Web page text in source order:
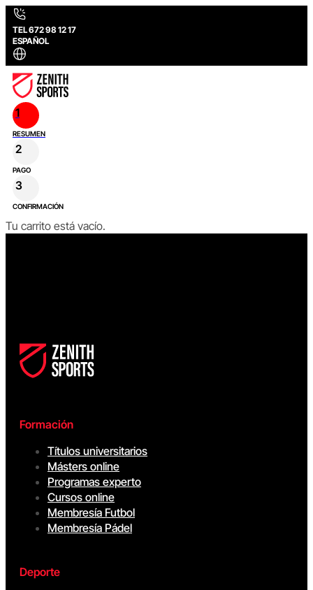
TEL 672 98 12 17
ESPAÑOL
1
RESUMEN
2
PAGO
3
CONFIRMACIÓN
Tu carrito está vacío.
Formación
Títulos universitarios
Másters online
Programas experto
Cursos online
Membresía Futbol
Membresía Pádel
Deporte